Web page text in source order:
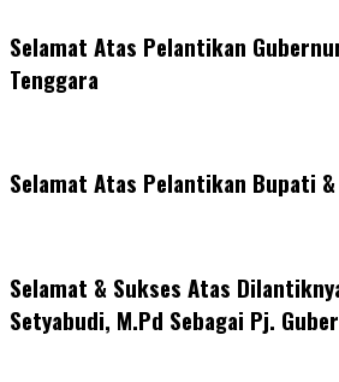
Selamat Atas Pelantikan
Tenggara
Selamat Atas Pelantikan Bupati &
Selamat & Sukses Atas
Setyabudi, M.Pd Sebagai Pj.